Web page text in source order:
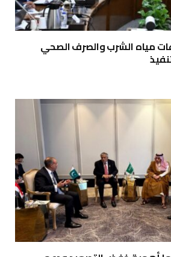
مياه الشرب والصرف الصحي